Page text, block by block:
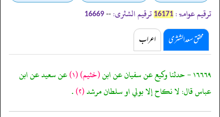
ترقیم عوامۃ: 16171 ترقیم الشثری: --
16669
محقق سعد الشثری اعراب
١٦٦٦٩ - حدثنا وكيع عن سفيان عن ابن (خثيم)(١) عن سعيد عن ابن
عباس قال: لا نكاح إلا بولي او سلطان مرشد(٢) .